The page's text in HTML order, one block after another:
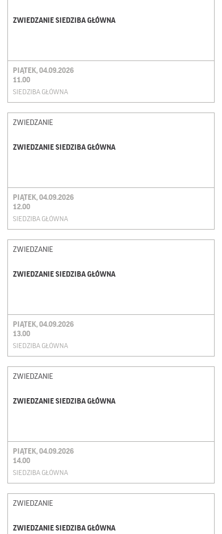
ZWIEDZANIE SIEDZIBA GŁÓWNA
PIĄTEK, 04.09.2026
11.00
SIEDZIBA GŁÓWNA
ZWIEDZANIE
ZWIEDZANIE SIEDZIBA GŁÓWNA
PIĄTEK, 04.09.2026
12.00
SIEDZIBA GŁÓWNA
ZWIEDZANIE
ZWIEDZANIE SIEDZIBA GŁÓWNA
PIĄTEK, 04.09.2026
13.00
SIEDZIBA GŁÓWNA
ZWIEDZANIE
ZWIEDZANIE SIEDZIBA GŁÓWNA
PIĄTEK, 04.09.2026
14.00
SIEDZIBA GŁÓWNA
ZWIEDZANIE
ZWIEDZANIE SIEDZIBA GŁÓWNA